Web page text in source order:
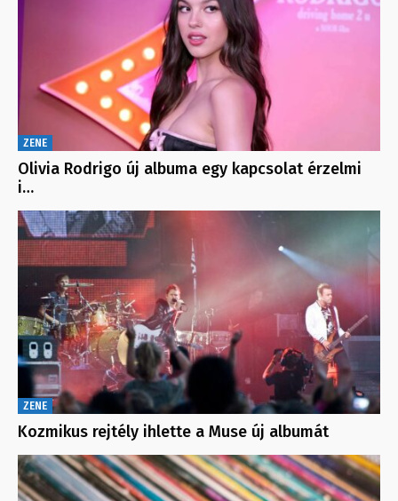
ZENE
Olivia Rodrigo új albuma egy kapcsolat érzelmi
i…
ZENE
Kozmikus rejtély ihlette a Muse új albumát